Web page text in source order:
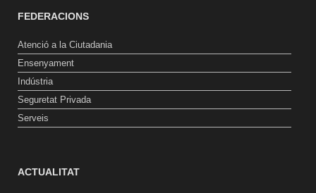
FEDERACIONS
Atenció a la Ciutadania
Ensenyament
Indústria
Seguretat Privada
Serveis
ACTUALITAT